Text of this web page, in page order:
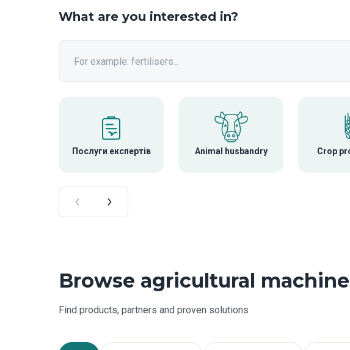
What are you interested in?
Послуги експертів Animal husbandry Crop
Browse agricultural
Find products, partners and proven solutions